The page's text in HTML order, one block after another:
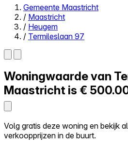
Close menu
Zelf kopen
Alles-in-één
Reviews
Log in
Probeer Walter gratis
Gemeente Maastricht
/ Maastricht
/ Heugem
/ Termileslaan 97
Woningwaarde van
Maastricht is €
Volg gratis deze woning en bekijk
verkoopprijzen in de buurt.